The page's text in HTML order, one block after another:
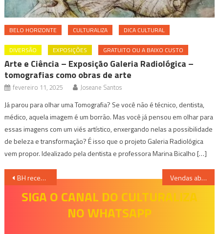
BELO HORIZONTE CULTURALIZA DICA CULTURAL
DIVERSÃO EXPOSIÇÕES GRATUITO OU A BAIXO CUSTO
Arte e Ciência – Exposição Galeria Radiológica –
tomografias como obras de arte
fevereiro 11, 2025 Joseane Santos
Já parou para olhar uma Tomografia? Se você não é técnico, dentista,
médico, aquela imagem é um borrão. Mas você já pensou em olhar para
essas imagens com um viés artístico, enxergando nelas a possibilidade
de beleza e transformação? É isso que o projeto Galeria Radiológica
vem propor. Idealizado pela dentista e professora Marina Bicalho […]
Navegação
BH recebe Jason Mraz, ganhador de grammy, em sua primeira turnê pela América do Sul em uma década Vendas abertas: “Resenha do Mumu” está de volta e desembarca em Belo Horizonte
SIGA O CANAL DO CULTURALIZA
NO WHATSAPP